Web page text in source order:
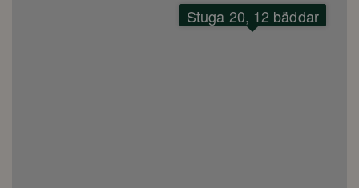
Stuga 20, 12 bäddar